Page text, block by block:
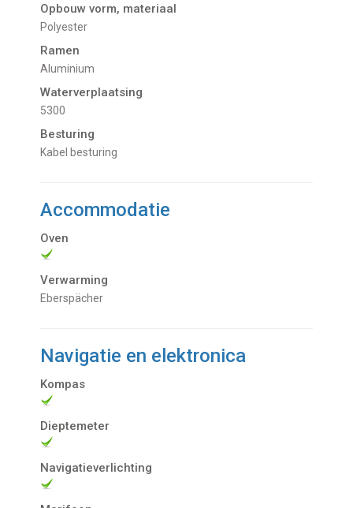
Opbouw vorm, materiaal
Polyester
Ramen
Aluminium
Waterverplaatsing
5300
Besturing
Kabel besturing
Accommodatie
Oven
Verwarming
Eberspächer
Navigatie en elektronica
Kompas
Dieptemeter
Navigatieverlichting